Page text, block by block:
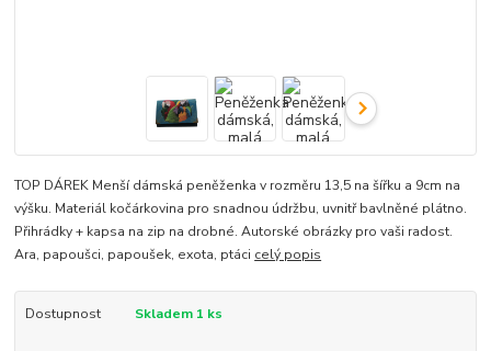
TOP DÁREK Menší dámská peněženka v rozměru 13,5 na šířku a 9cm na
výšku. Materiál kočárkovina pro snadnou údržbu, uvnitř bavlněné plátno.
Přihrádky + kapsa na zip na drobné. Autorské obrázky pro vaši radost.
Ara, papoušci, papoušek, exota, ptáci celý popis
Dostupnost Skladem 1 ks